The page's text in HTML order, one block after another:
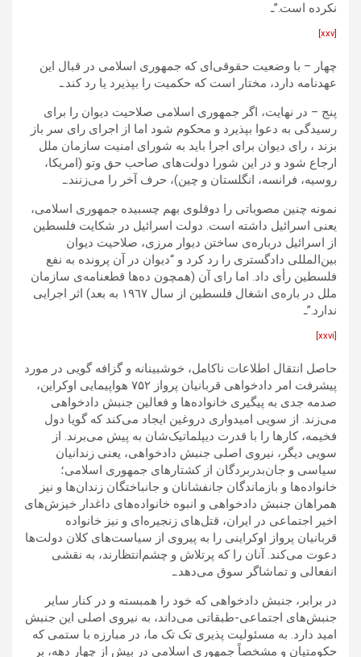
نکرده است.”ـ
چهار – با وضعیت حقوقی‌ای که جمهوری اسلامی در قبال این
عهدنامه دارد، مختار است که حکمیت را بپذیرد یا رد کند.ـ
پنج – در نهایت، اگر جمهوری اسلامی صلاحیت دیوان را برای
رسیدگی به دعوا بپذیرد و محکوم شود اما از اجرای رای سر باز
بزند ، رای دیوان برای اجرا باید به شورای امنیت سازمان ملل
ارجاع شود و در این شورا دولت‌های صاحب حق وتو (امریکا،
روسیه، فرانسه، انگلستان و چین)، حرف آخر را می‌زنند.ـ
نمونه چنین مصوباتی را دوقلوی بهم چسبیده جمهوری اسلامی،
یعنی اسرائیل داشته است. دولت اسرائیل در شکایت فلسطين
از اسرائيل درباره‌ی ساختن ديوار مرزی، صلاحیت دیوان
بین‌المللی دادگستری را رد کرد و “ديوان در آن پرونده به نفع
فلسطين رأى داد. اما رای آن (همچون ده‌ها قطعنامه‌ی سازمان
ملل در باره‌ی اشغال فلسطين از سال ١٩٦٧ به بعد) اثر اجرایی
ندارد.”ـ
حاصل انتقال اطلاعات ناکامل، خوشبینانه و گزافه گویی در مورد
پیشرفت امر دادخواهی قربانیان پرواز ۷۵۲ هواپیمایی اوکراین،
صدمه جدی به پیگیری خانواده‌ها و فعالین جنبش دادخواهی
می‌زند. از سویی امیدواری دروغین ایجاد می‌کند که گویا دول
فخیمه، کارها را با قدرت دیپلماتیک‌شان به پیش می‌برند. از
سویی دیگر، نیروی اصلی جنبش دادخواهی، یعنی زندانیان
سیاسی و جان‌بدربردگان از کشتارهای جمهوری اسلامی؛
خانواده‌ها و بازماندگان جانفشانان و جانباختگان زندان‌ها و نیز
همراهان جنبش دادخواهی و انبوه خانواده‌های داغدار خیزش‌های
اخیر اجتماعی در ایران، قتل‌های زنجیره‌ای و نیز خانواده
قربانیان پرواز اوکراینی را به پیروی از سیاست‌های کلان دولت‌ها
دعوت می‌کند. آنان را که پرتلاش و چشم‌انتظارند، به نقشی
انفعالی و تماشاگر سوق می‌دهد.ـ
در برابر، جنبش دادخواهی که خود را همبسته و در کنار سایر
جنبش‌های اجتماعی-طبقاتی می‌داند، به نیروی اصلی این جنبش
امید دارد. به مسئولیت پذیری تک تک ما، در مبارزه با ستمی که
حکومتیان و مشخصاً جمهوری اسلامی در بیش از چهار دهه، بر